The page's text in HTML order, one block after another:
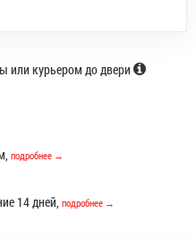
или курьером до двери
подробнее →
14 дней, подробнее →